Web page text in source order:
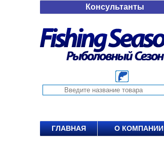
Консультанты
ГЛАВНАЯ О КОМПАНИИ